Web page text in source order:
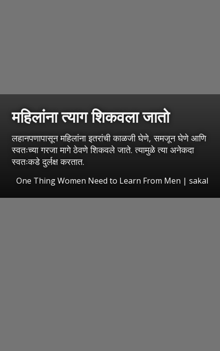
महिलांना त्याग शिकवला जातो
लहानपणापासून महिलांना इतरांची काळजी घेणे, समजून घेणे आणि
स्वतःच्या गरजा मागे ठेवणे शिकवले जाते. त्यामुळे त्या अनेकदा
स्वतःकडे दुर्लक्ष करतात.
One Thing Women Need to Learn From Men | sakal